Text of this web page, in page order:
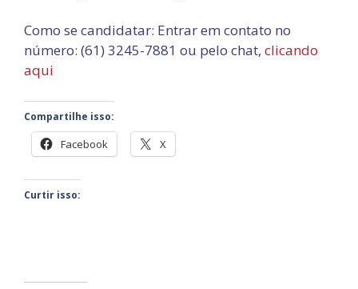
Como se candidatar: Entrar em contato no
número: (61) 3245-7881 ou pelo chat, clicando
aqui
Compartilhe isso:
Facebook X
Curtir isso: